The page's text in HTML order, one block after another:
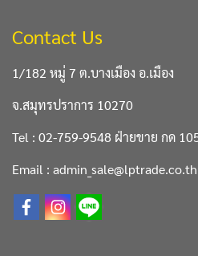
Contact Us
1/182 หมู่ 7 ต.บางเมือง อ.เมือง
จ.สมุทรปราการ 10270
Tel : 02-759-9548 ฝ่ายขาย กด
Email : admin_sale@lptrade.co.th